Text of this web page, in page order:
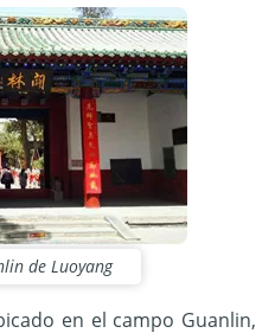
de Luoyang
en el campo Guanlin,